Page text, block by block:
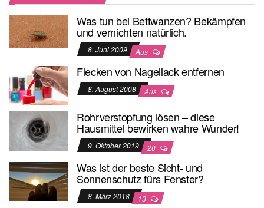
Was tun bei Bettwanzen? Bekämpfen
und vernichten natürlich.
8. Juni 2009 Aus
Flecken von Nagellack entfernen
8. August 2008 Aus
Rohrverstopfung lösen – diese
Hausmittel bewirken wahre Wunder!
9. Oktober 2019 20
Was ist der beste Sicht- und
Sonnenschutz fürs Fenster?
8. März 2018 13